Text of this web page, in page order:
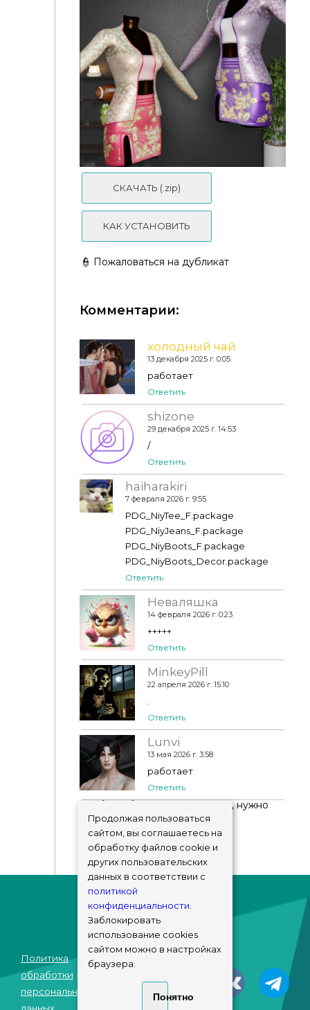
Regalia - Packham Dress
Cartafarfalla - Florienne
СКАЧАТЬ (.zip)
КАК УСТАНОВИТЬ
👮 Пожаловаться на дубликат
Комментарии:
холодный чай
13 декабря 2025 г. 0:05
работает
Ответить
shizone
29 декабря 2025 г. 14:53
/
Ответить
haiharakiri
7 февраля 2026 г. 9:55
PDG_NiyTee_F.package
PDG_NiyJeans_F.package
PDG_NiyBoots_F.package
PDG_NiyBoots_Decor.package
Ответить
Неваляшка
14 февраля 2026 г. 0:23
+++++
Ответить
MinkeyPill
22 апреля 2026 г. 15:10
.
Ответить
Lunvi
13 мая 2026 г. 3:58
работает
Ответить
Чтобы добавить комментарий, нужно
авторизоваться!
Политика
обработки
персональных
© sims-market
2018 - 2026
Продолжая пользоваться
сайтом, вы соглашаетесь на
обработку файлов cookie и
других пользовательских
данных в соответствии с
политикой
конфиденциальности.
Заблокировать
использование cookies
сайтом можно в настройках
браузера.
Понятно